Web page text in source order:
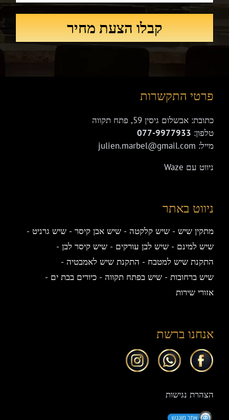
פרטי התקשרות
כתובת: אבשלום גיסין 59, פתח תקווה
טלפון: 077-9977933
מייל: julien.marbel@gmail.com
ניווט עם Waze
ניווט באתר
מתקין שיש שיש קלקטה שיש אבן קיסר
שיש גרניט
שיש למינם
שיש לבן עורקים
שיש קיסר לבן
התקנת שיש למטבח
התקנת שיש לאמבטיה
שיש ברחובות
שיש בפתח תקווה
כיורים בבת ים
אזורי שירות
אנחנו ברשת
הצהרת נגישות